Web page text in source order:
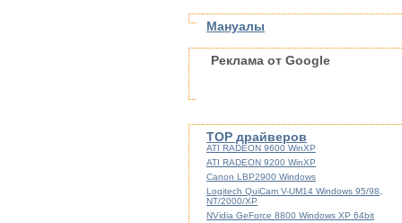
Мануалы
Реклама от Google
TOP драйверов
ATI RADEON 9600 WinXP
ATI RADEON 9200 WinXP
Canon LBP2900 Windows
Logitech QuiCam V-UM14 Windows 95/98,
NT/2000/XP
NVidia GeForce 8800 Windows XP 64bit